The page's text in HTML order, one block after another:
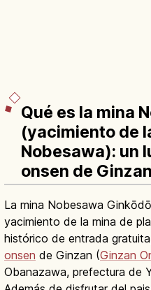
Qué es la mina
(yacimiento de
Nobesawa): un
onsen de Ginzan
La mina Nobesawa
yacimiento de la mina de
histórico de entrada
onsen de Ginzan (Ginzan
Obanazawa, prefectura de